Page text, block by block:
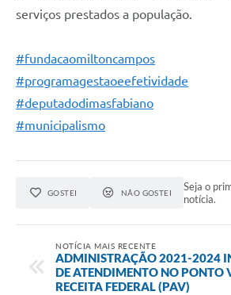
serviços prestados a população.
#fundacaomiltoncampos
#programagestaoeefetividade
#deputadodimasfabiano
#municipalismo
GOSTEI NÃO GOSTEI
Seja o
notícia.
NOTÍCIA MAIS RECENTE
ADMINISTRAÇÃO 2021-2024
DE ATENDIMENTO NO PONTO
RECEITA FEDERAL (PAV)